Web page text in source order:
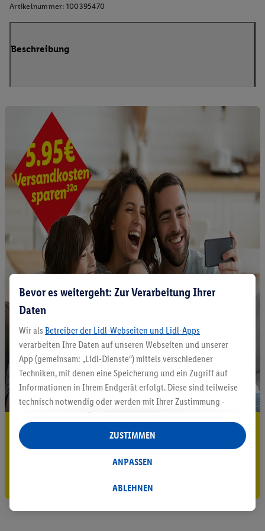
Artikelnummer: 100395470
Beschreibung
5.95 € Versand sparen³²ᵃ
Jetzt zum Newsletter anmelden
Bevor es weitergeht: Zur Verarbeitung Ihrer
Daten
Wir als Betreiber der Lidl-Webseiten und Lidl-Apps
verarbeiten Ihre Daten auf unseren Webseiten und unserer
App (gemeinsam: „Lidl-Dienste“) mittels verschiedener
Techniken, mit denen eine Speicherung und ein Zugriff auf
Informationen in Ihrem Endgerät erfolgt. Diese sind teilweise
technisch notwendig oder werden mit Ihrer Zustimmung -
auch durch Partner (u.a.
Verantwortliche; im Zusammenhang mit dem IAB TCF
insgesamt
Statistik-Erstellung oder für personalisierte Werbung
Datenverarbeitungen für personalisierte Werbung werden
ABLEHNEN
ANPASSEN
ZUSTIMMEN